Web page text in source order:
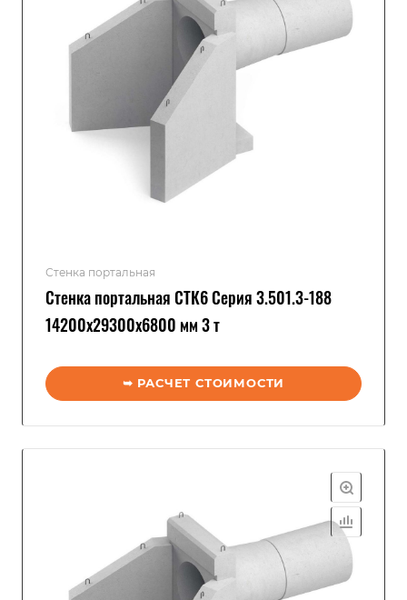
Стенка портальная
Стенка портальная СТК6 Серия 3.501.3-188
14200x29300x6800 мм 3 т
➥ РАСЧЕТ СТОИМОСТИ